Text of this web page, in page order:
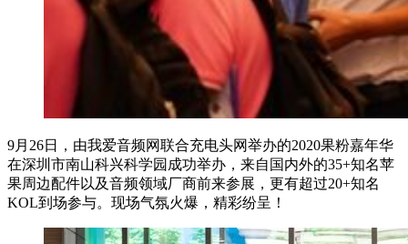
9月26日，由我爱音频网联合充电头网举办的2020果粉嘉年华
在深圳市南山科兴科学园成功举办，来自国内外的35+知名苹
果周边配件以及音频领域厂商前来参展，更有超过20+知名
KOL到场参与。现场气氛火爆，精彩纷呈！